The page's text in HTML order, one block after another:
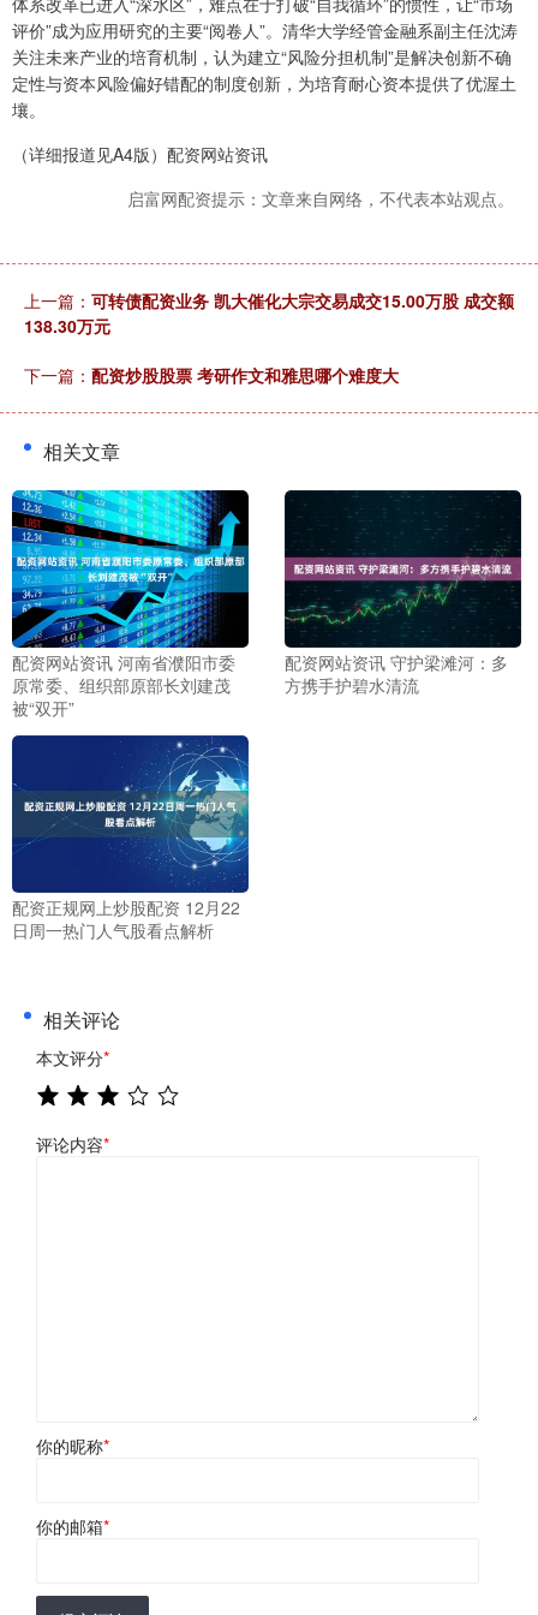
评价”成为应用研究的主要“阅卷人”。清华大学经管金融系副主任沈涛
关注未来产业的培育机制，认为建立“风险分担机制”是解决创新不确
定性与资本风险偏好错配的制度创新，为培育耐心资本提供了优渥土
壤。
（详细报道见A4版）配资网站资讯
启富网配资提示：文章来自网络，不代表本站观点。
上一篇： 可转债配资业务 凯大催化大宗交易成交15.00万股 成交额
138.30万元
下一篇： 配资炒股股票 考研作文和雅思哪个难度大
相关文章
配资网站资讯 河南省濮阳市委
原常委、组织部原部长刘建茂
被“双开”
配资网站资讯 守护梁滩河：多
方携手护碧水清流
配资正规网上炒股配资 12月22
日周一热门人气股看点解析
相关评论
本文评分*
评论内容*
你的昵称*
你的邮箱*